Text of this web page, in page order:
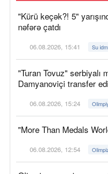
"Kürü keçək?! 5"
nəfərə çatdı
06.08.2026, 15:41 Su
"Turan Tovuz" serbiyalı
Damyanoviçi transfer
06.08.2026, 15:24
"More Than Medals
06.08.2026, 12:54